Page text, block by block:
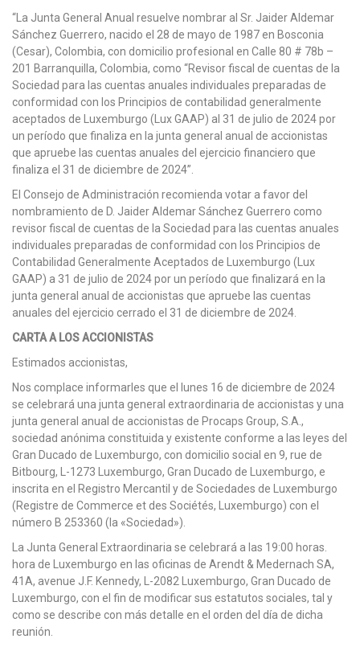
“La Junta General Anual resuelve nombrar al Sr. Jaider Aldemar
Sánchez Guerrero, nacido el 28 de mayo de 1987 en Bosconia
(Cesar), Colombia, con domicilio profesional en Calle 80 # 78b –
201 Barranquilla, Colombia, como “Revisor fiscal de cuentas de la
Sociedad para las cuentas anuales individuales preparadas de
conformidad con los Principios de contabilidad generalmente
aceptados de Luxemburgo (Lux GAAP) al 31 de julio de 2024 por
un período que finaliza en la junta general anual de accionistas
que apruebe las cuentas anuales del ejercicio financiero que
finaliza el 31 de diciembre de 2024”.
El Consejo de Administración recomienda votar a favor del
nombramiento de D. Jaider Aldemar Sánchez Guerrero como
revisor fiscal de cuentas de la Sociedad para las cuentas anuales
individuales preparadas de conformidad con los Principios de
Contabilidad Generalmente Aceptados de Luxemburgo (Lux
GAAP) a 31 de julio de 2024 por un período que finalizará en la
junta general anual de accionistas que apruebe las cuentas
anuales del ejercicio cerrado el 31 de diciembre de 2024.
CARTA A LOS ACCIONISTAS
Estimados accionistas,
Nos complace informarles que el lunes 16 de diciembre de 2024
se celebrará una junta general extraordinaria de accionistas y una
junta general anual de accionistas de Procaps Group, S.A.,
sociedad anónima constituida y existente conforme a las leyes del
Gran Ducado de Luxemburgo, con domicilio social en 9, rue de
Bitbourg, L-1273 Luxemburgo, Gran Ducado de Luxemburgo, e
inscrita en el Registro Mercantil y de Sociedades de Luxemburgo
(Registre de Commerce et des Sociétés, Luxemburgo) con el
número B 253360 (la «Sociedad»).
La Junta General Extraordinaria se celebrará a las 19:00 horas.
hora de Luxemburgo en las oficinas de Arendt & Medernach SA,
41A, avenue J.F. Kennedy, L-2082 Luxemburgo, Gran Ducado de
Luxemburgo, con el fin de modificar sus estatutos sociales, tal y
como se describe con más detalle en el orden del día de dicha
reunión.